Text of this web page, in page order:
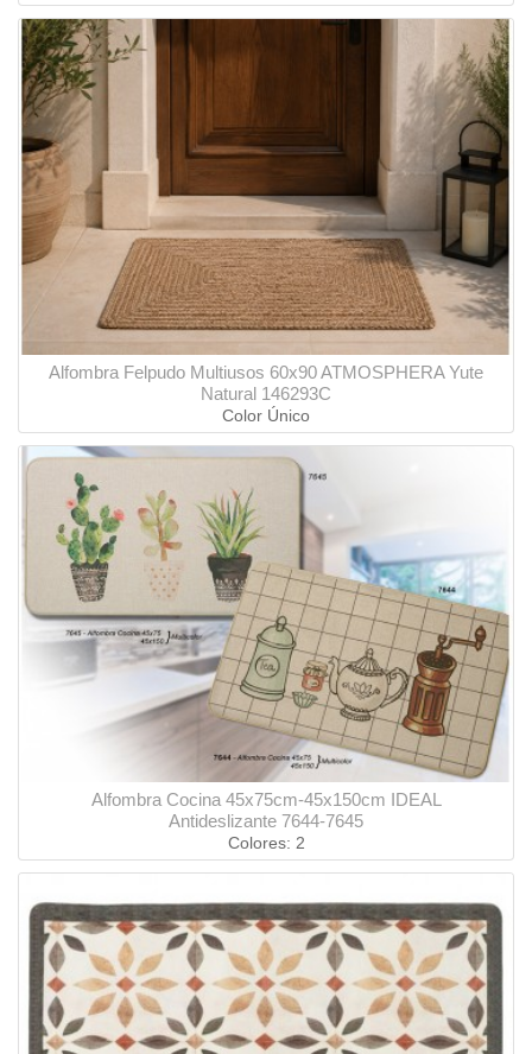
Alfombra Felpudo Multiusos 60x90 ATMOSPHERA Yute
Natural 146293C
Color Único
Alfombra Cocina 45x75cm-45x150cm IDEAL
Antideslizante 7644-7645
Colores: 2